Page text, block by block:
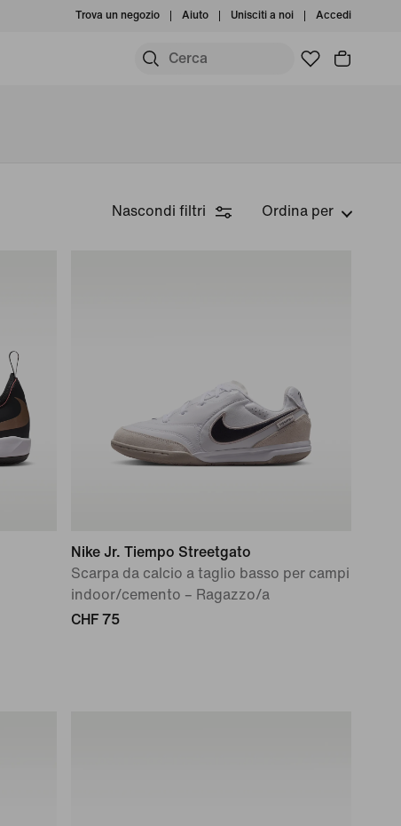
Trova un negozio Aiuto Unisciti a noi Accedi
Nascondi filtri Ordina per
Nike Jr. Tiempo Streetgato
Scarpa da calcio a taglio basso per campi
indoor/cemento – Ragazzo/a
CHF 75